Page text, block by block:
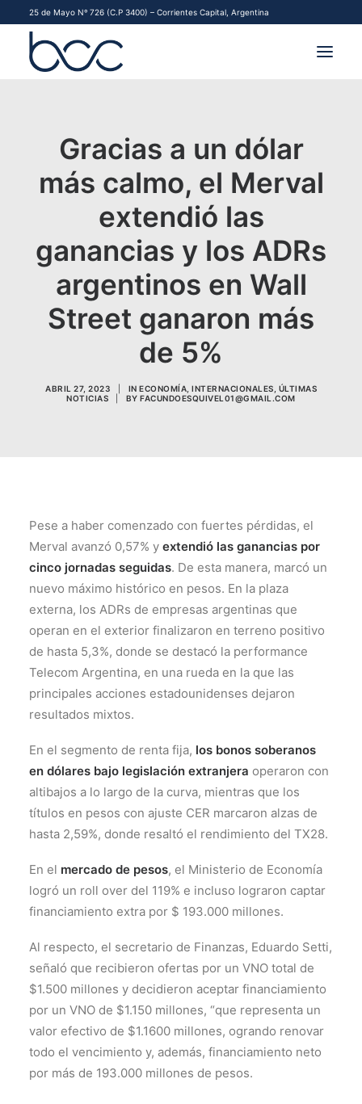
25 de Mayo Nº 726 (C.P 3400) – Corrientes Capital, Argentina
MERCADOS
FINANCIAMIENTO PYME
Gracias a un dólar
más calmo, el Merval
extendió las
ganancias y los ADRs
argentinos en Wall
Street ganaron más
de 5%
ABRIL 27, 2023 IN ECONOMÍA INTERNACIONALES ÚLTIMAS
NOTICIAS
BYFACUNDOESQUIVEL01@GMAIL.COM
Pese a haber comenzado con fuertes pérdidas, el
Merval avanzó 0,57% y extendió las ganancias por
cinco jornadas seguidas. De esta manera, marcó un
nuevo máximo histórico en pesos. En la plaza
externa, los ADRs de empresas argentinas que
operan en el exterior finalizaron en terreno positivo
de hasta 5,3%, donde se destacó la performance
Telecom Argentina, en una rueda en la que las
principales acciones estadounidenses dejaron
resultados mixtos.
En el segmento de renta fija, los bonos soberanos
en dólares bajo legislación extranjera operaron con
altibajos a lo largo de la curva, mientras que los
títulos en pesos con ajuste CER marcaron alzas de
hasta 2,59%, donde resaltó el rendimiento del TX28.
En el mercado de pesos, el Ministerio de Economía
logró un roll over del 119% e incluso lograron captar
financiamiento extra por $ 193.000 millones.
Al respecto, el secretario de Finanzas, Eduardo Setti,
señaló que recibieron ofertas por un VNO total de
$1.500 millones y decidieron aceptar financiamiento
por un VNO de $1.150 millones, “que representa un
valor efectivo de $1.1600 millones, ogrando renovar
todo el vencimiento y, además, financiamiento neto
por más de 193.000 millones de pesos.